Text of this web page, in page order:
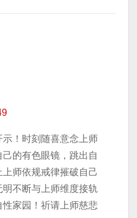
！时刻随喜意念上师
的有色眼镜，跳出自
师依规戒律摧破自己
不断与上师维度接轨
家园！祈请上师慈悲